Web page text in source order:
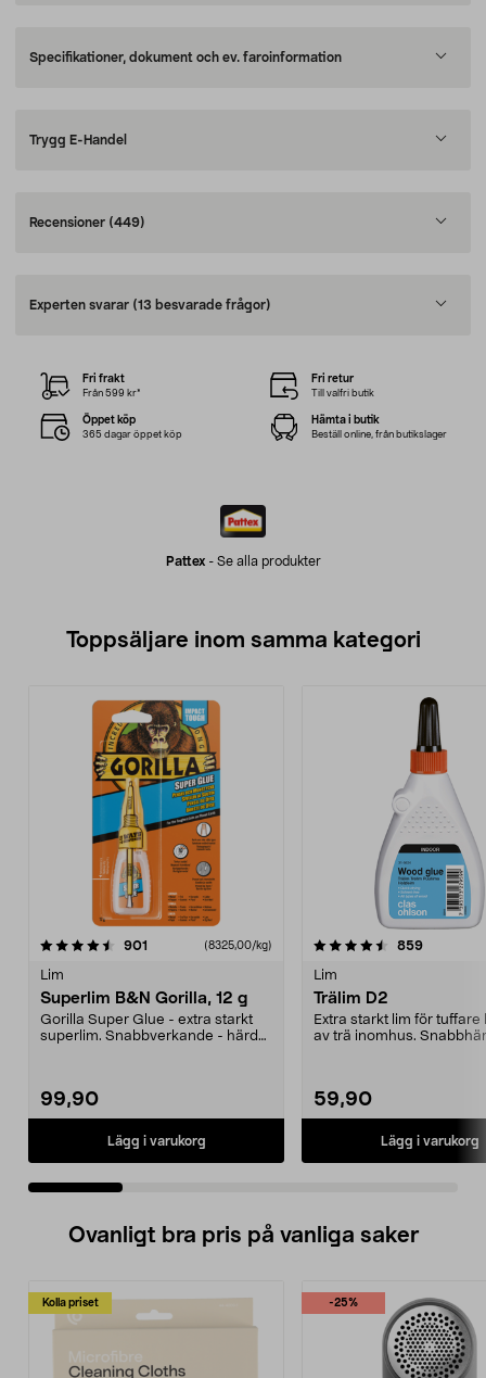
Specifikationer, dokument och ev. faroinformation
Trygg E-Handel
Recensioner (449)
Experten svarar (13 besvarade frågor)
Pattex- Se alla produkter
Fri frakt
Från 599 kr*
Fri retur
Till valfri butik
Öppet köp
365 dagar öppet köp
Hämta i butik
Beställ online, från butikslager
Toppsäljare inom samma kategori
901 recensioner(8325,00/kg)
Lim
Superlim B&N Gorilla, 12 g
Gorilla Super Glue - extra starkt
superlim. Snabbverkande - härdar
99,90
Lägg i varukorg
4.5 av 5 stjärnor 859
Lim
Trälim D2
Extra starkt lim för tuffare
av trä inomhus.
59,90
Lägg i varukorg
4.5 av 5 stjärnor
Ovanligt bra pris på vanliga saker
Kolla priset -25%